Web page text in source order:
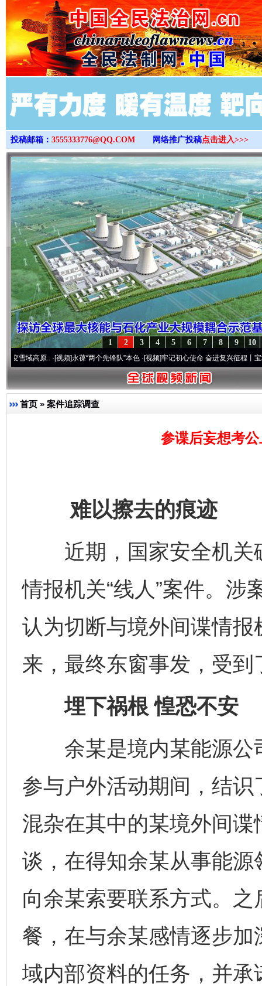
>
投稿邮箱： 3555333776@QQ.COM 网络推广投稿点击进入>>>
10
9
8
7
6
5
4
3
2
1
高原..·[视频]永葆“两个先锋队”本色·[视频]牢记初心使命 奋进复兴征程丨宝塔山下
首页 » 案件追踪调查
参谍后妄想考
难以擦去的痕迹
近期，国家安全机关
情报机关“线人”案件。涉
认为切断与境外间谍情
来，最终东窗事发，受到
埋下祸根 惶恐不安
余某是境内某能源公
参与户外活动期间，结
混杂在其中的某境外间
谈，在得知余某从事能
向余某索要联系方式。
餐，在与余某感情逐步
域内部资料的任务，并